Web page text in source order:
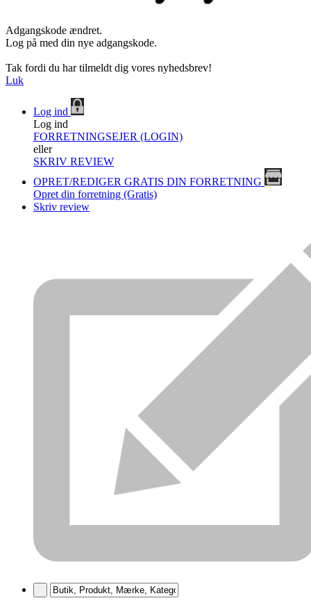
Adgangskode ændret.
Log på med din nye adgangskode.
Tak fordi du har tilmeldt dig vores nyhedsbrev!
Luk
Log ind
Log ind
FORRETNINGSEJER (LOGIN)
eller
SKRIV REVIEW
OPRET/REDIGER GRATIS DIN FORRETNING
Opret din forretning (Gratis)
Skriv review